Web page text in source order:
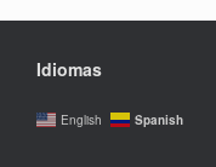
Idiomas
English Spanish